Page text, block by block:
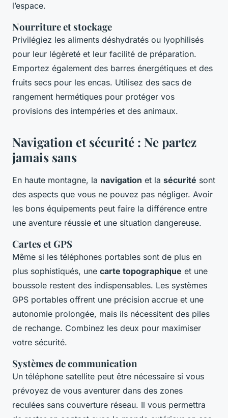
l’espace.
Nourriture et stockage
Privilégiez les aliments déshydratés ou lyophilisés
pour leur légèreté et leur facilité de préparation.
Emportez également des barres énergétiques et des
fruits secs pour les encas. Utilisez des sacs de
rangement hermétiques pour protéger vos
provisions des intempéries et des animaux.
Navigation et sécurité : Ne partez
jamais sans
En haute montagne, la navigation et la sécurité sont
des aspects que vous ne pouvez pas négliger. Avoir
les bons équipements peut faire la différence entre
une aventure réussie et une situation dangereuse.
Cartes et GPS
Même si les téléphones portables sont de plus en
plus sophistiqués, une carte topographique et une
boussole restent des indispensables. Les systèmes
GPS portables offrent une précision accrue et une
autonomie prolongée, mais ils nécessitent des piles
de rechange. Combinez les deux pour maximiser
votre sécurité.
Systèmes de communication
Un téléphone satellite peut être nécessaire si vous
prévoyez de vous aventurer dans des zones
reculées sans couverture réseau. Il vous permettra